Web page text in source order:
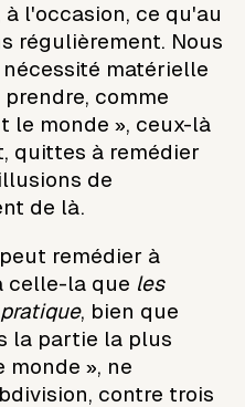
l'occasion, ce qu'au
régulièrement. Nous
matérielle
comme
le monde », ceux-là
quittes à remédier
de
de là.
remédier à
celle-la que les
, bien que
la partie la plus
», ne
contre trois